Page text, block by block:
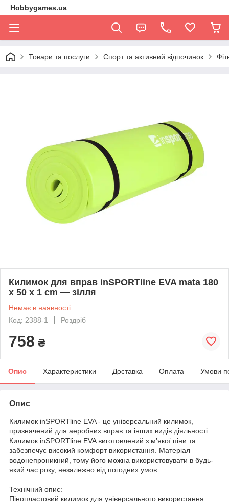
Hobbygames.ua
Товари та послуги Спорт та активний відпочинок
Килимок для вправ inSPORTline EVA mata 180
x 50 x 1 cm — зілля
Немає в наявності
Код: 2388-1
Роздріб
758 ₴
Опис Характеристики Доставка Оплата Умови
Опис
Килимок inSPORTline EVA - це універсальний килимок,
призначений для аеробних вправ та інших видів діяльності.
Килимок inSPORTline EVA виготовлений з м’якої піни та
забезпечує високий комфорт використання. Матеріал
водонепроникний, тому його можна використовувати в будь-
який час року, незалежно від погодних умов.
Технічний опис:
Пінопластовий килимок для універсального використання